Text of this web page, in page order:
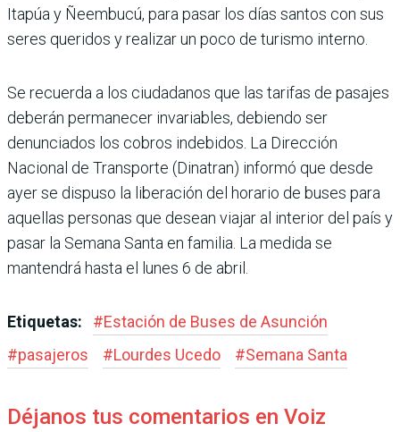
Itapúa y Ñeembucú, para pasar los días santos con sus
seres queridos y rea­lizar un poco de turismo interno.
Se recuerda a los ciudada­nos que las tarifas de pasa­jes
deberán permanecer invariables, debiendo ser
denunciados los cobros indebidos. La Dirección
Nacional de Transporte (Dinatran) informó que desde
ayer se dispuso la libe­ración del horario de buses para
aquellas personas que desean viajar al interior del país y
pasar la Semana Santa en familia. La medida se
mantendrá hasta el lunes 6 de abril.
Etiquetas: #Estación de Buses de Asunción
#pasajeros #Lourdes Ucedo #Semana Santa
Déjanos tus comentarios en Voiz